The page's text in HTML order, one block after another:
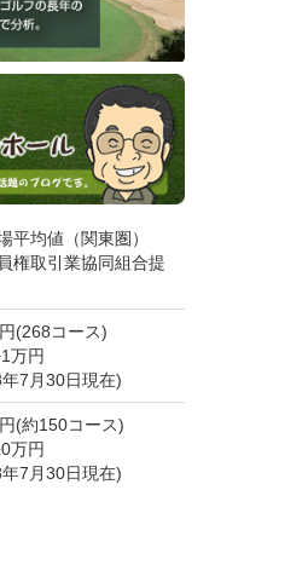
平均値（関東圏）
権取引業協同組合提
(268コース)
万円
7月30日現在)
(約150コース)
万円
7月30日現在)